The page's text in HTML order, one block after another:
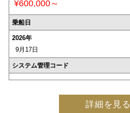
¥600,000～
乗船日
2026年
9月17日
システム管理コード
詳細を見る